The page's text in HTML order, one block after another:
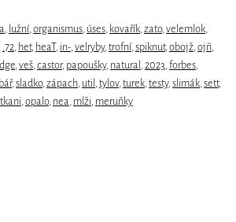
, lužní,organismus, úses, kovařík,zato,velemlok,
, .72, het, heaT, in-,velryby,trofní,spiknut,obojž,ojñ,
,veš,castor, papoušky, natural ,2023,forbes,
,sladko,zápach, util ,tylov,turek,testy,slimák,sett,
,opalo, nea, mlži, meruňky